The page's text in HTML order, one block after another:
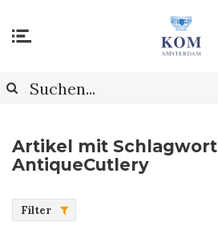
Artikel mit Schlagwort
AntiqueCutlery
Filter